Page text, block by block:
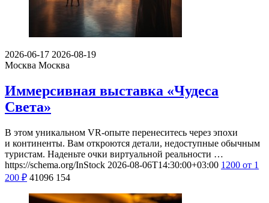
2026-06-17 2026-08-19
Москва Москва
Иммерсивная выставка «Чудеса
Света»
В этом уникальном VR-опыте перенеситесь через эпохи
и континенты. Вам откроются детали, недоступные обычным
туристам. Наденьте очки виртуальной реальности …
https://schema.org/InStock 2026-08-06T14:30:00+03:00 1200 от 1
200 ₽ 41096 154